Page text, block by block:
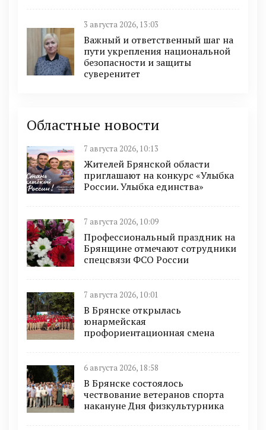
3 августа 2026, 13:03
Важный и ответственный шаг на
пути укрепления национальной
безопасности и защиты
суверенитет
Областные новости
7 августа 2026, 10:13
Жителей Брянской области
приглашают на конкурс «Улыбка
России. Улыбка единства»
7 августа 2026, 10:09
Профессиональный праздник на
Брянщине отмечают сотрудники
спецсвязи ФСО России
7 августа 2026, 10:01
В Брянске открылась
юнармейская
профориентационная смена
6 августа 2026, 18:58
В Брянске состоялось
чествование ветеранов спорта
накануне Дня физкультурника